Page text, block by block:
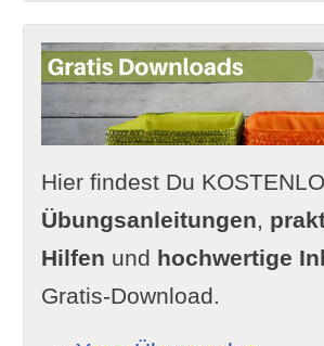
Hier findest Du
Übungsanleitungen,
Hilfen und hochwertige
Gratis-Download.